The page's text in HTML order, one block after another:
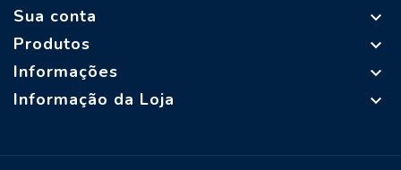
Sua conta

Produtos

Informações

Informação da Loja
